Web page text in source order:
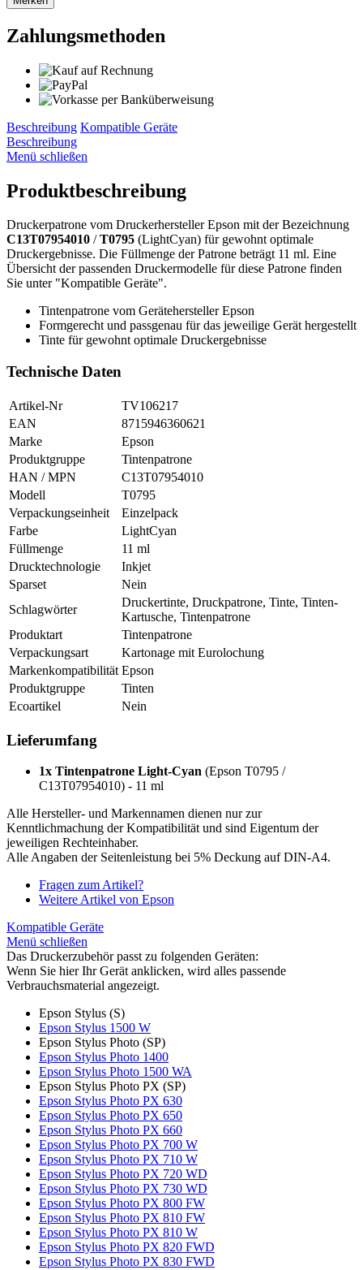
Zahlungsmethoden
Beschreibung Kompatible Geräte
Beschreibung
Menü schließen
Produktbeschreibung
Druckerpatrone vom Druckerhersteller Epson mit der Bezeichnung
C13T07954010 /T0795 (LightCyan) für gewohnt optimale
Druckergebnisse. Die Füllmenge der Patrone beträgt 11 ml. Eine
Übersicht der passenden Druckermodelle für diese Patrone finden
Sie unter "Kompatible Geräte".
Tintenpatrone vom Gerätehersteller Epson
Formgerecht und passgenau für das jeweilige Gerät hergestellt
Tinte für gewohnt optimale Druckergebnisse
Technische Daten
Artikel-Nr
TV106217
EAN
8715946360621
Marke
Epson
Produktgruppe
Tintenpatrone
HAN / MPN
C13T07954010
Modell
T0795
Verpackungseinheit
Einzelpack
Farbe
LightCyan
Füllmenge
11 ml
Drucktechnologie
Inkjet
Sparset
Nein
Schlagwörter
Druckertinte, Druckpatrone, Tinte, Tinten-
Kartusche, Tintenpatrone
Produktart
Tintenpatrone
Verpackungsart
Kartonage mit Eurolochung
Markenkompatibilität Epson
Produktgruppe
Tinten
Ecoartikel
Nein
Lieferumfang
1x Tintenpatrone Light-Cyan (Epson T0795 /
C13T07954010) - 11 ml
Alle Hersteller- und Markennamen dienen nur zur
Kenntlichmachung der Kompatibilität und sind Eigentum der
jeweiligen Rechteinhaber.
Alle Angaben der Seitenleistung bei 5% Deckung auf DIN-A4.
Fragen zum Artikel?
Weitere Artikel von Epson
Kompatible Geräte
Menü schließen
Das Druckerzubehör passt zu folgenden Geräten:
Wenn Sie hier Ihr Gerät anklicken, wird alles passende
Verbrauchsmaterial angezeigt.
Epson Stylus (S)
Epson Stylus 1500 W
Epson Stylus Photo (SP)
Epson Stylus Photo 1400
Epson Stylus Photo 1500 WA
Epson Stylus Photo PX (SP)
Epson Stylus Photo PX 630
Epson Stylus Photo PX 650
Epson Stylus Photo PX 660
Epson Stylus Photo PX 700 W
Epson Stylus Photo PX 710 W
Epson Stylus Photo PX 720 WD
Epson Stylus Photo PX 730 WD
Epson Stylus Photo PX 800 FW
Epson Stylus Photo PX 810 FW
Epson Stylus Photo PX 810 W
Epson Stylus Photo PX 820 FWD
Epson Stylus Photo PX 830 FWD